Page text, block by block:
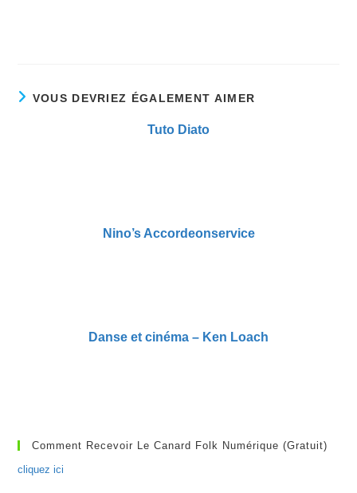
VOUS DEVRIEZ ÉGALEMENT AIMER
Tuto Diato
Nino’s Accordeonservice
Danse et cinéma – Ken Loach
Comment Recevoir Le Canard Folk Numérique (gratuit)
cliquez ici